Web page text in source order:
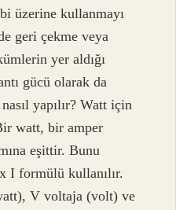
üzerine kullanmayı
geri çekme veya
yer aldığı
gücü olarak da
yapılır? Watt için
watt, bir amper
eşittir. Bunu
I formülü kullanılır.
V voltaja (volt) ve